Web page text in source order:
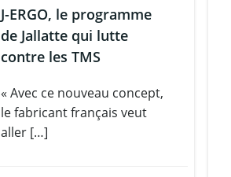
J-ERGO, le programme
de Jallatte qui lutte
contre les TMS
« Avec ce nouveau concept,
le fabricant français veut
aller […]